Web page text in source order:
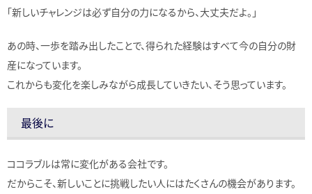
「新しいチャレンジは必ず自分の力になるから、大丈夫だよ。」
あの時、一歩を踏み出したことで、得られた経験はすべて今の自分の財
産になっています。
これからも変化を楽しみながら成長していきたい、そう思っています。
最後に
ココラブルは常に変化がある会社です。
だからこそ、新しいことに挑戦したい人にはたくさんの機会があります。